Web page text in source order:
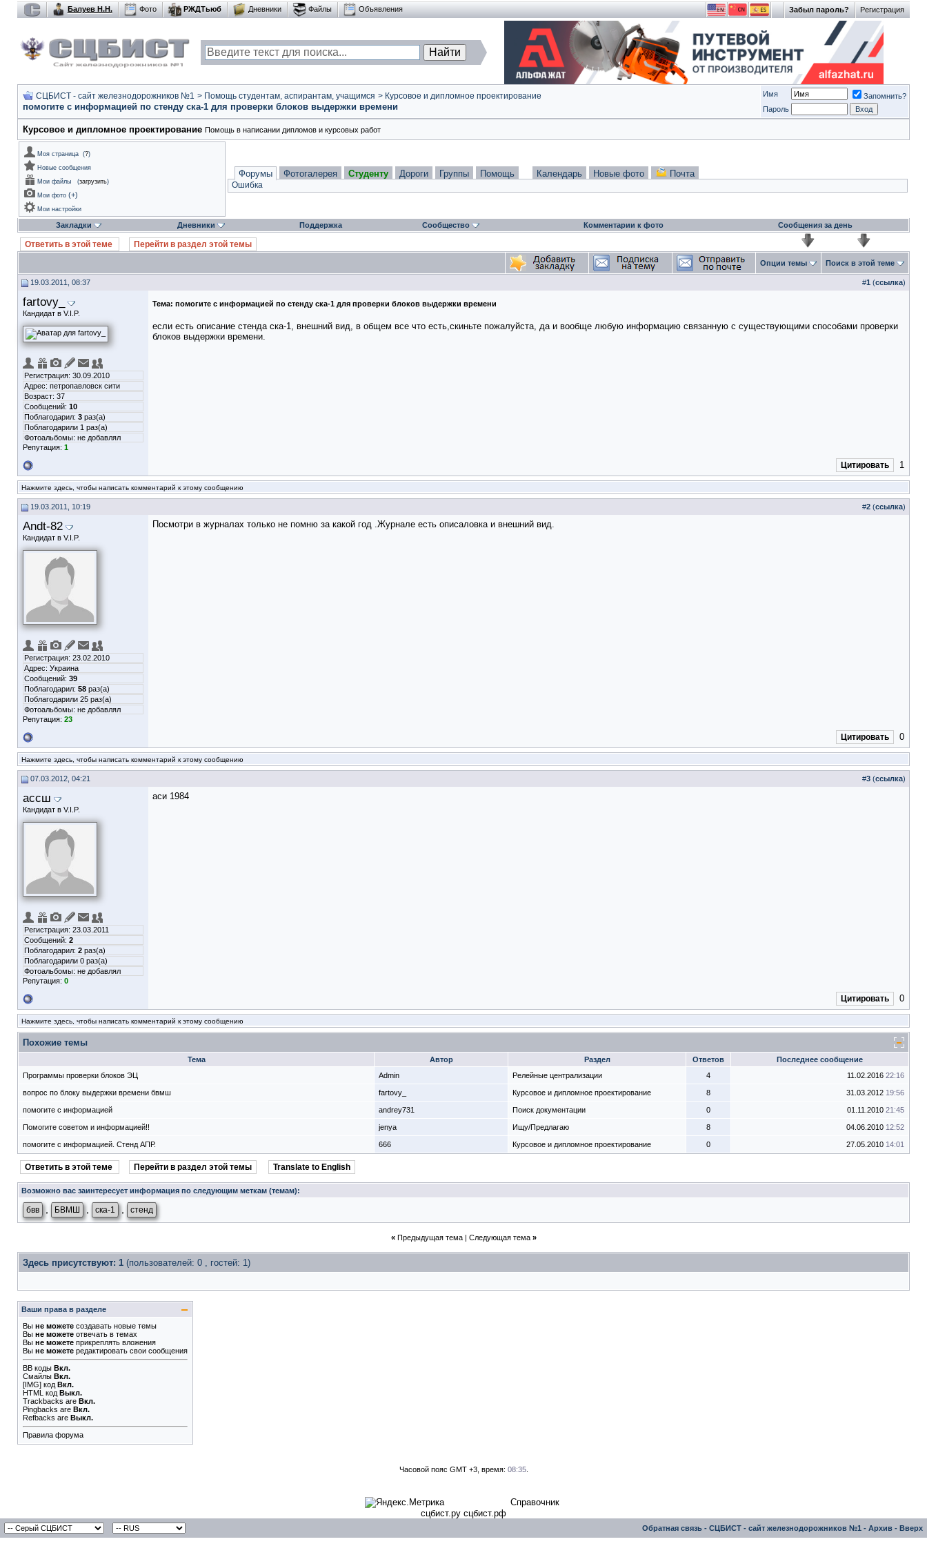
Регистрация
Забыл пароль?
Балуев Н.Н. Фото РЖДТьюб Дневники Файлы Объявления
СЦБИСТ - сайт железнодорожников №1 > Помощь студентам, аспирантам, учащимся > Курсовое и дипломное проектирование
помогите с информацией по стенду ска-1 для проверки блоков выдержки времени
Имя
Запомнить?
Пароль
Курсовое и дипломное проектирование Помощь в написании дипломов и курсовых работ
Моя страница (?)
Новые сообщения
Мои файлы
(загрузить)
Мои фото (+)
Мои настройки
Форумы Фотогалерея Студенту Дороги Группы Помощь Календарь Новые фото Почта
Ошибка
Закладки Дневники Поддержка Сообщество Комментарии к фото Сообщения за день
Ответить в этой теме Перейти в раздел этой темы
Опции темы Поиск в этой теме
19.03.2011, 08:37 #1 (ссылка)
fartovy_
Кандидат в V.I.P.
Регистрация: 30.09.2010
Адрес: петропавловск сити
Возраст: 37
Сообщений: 10
Поблагодарил: 3 раз(а)
Поблагодарили 1 раз(а)
Фотоальбомы: не добавлял
Репутация: 1
Тема: помогите с информацией по стенду ска-1 для проверки блоков выдержки времени
если есть описание стенда ска-1, внешний вид, в общем все что есть,скиньте пожалуйста, да и вообще любую информацию связанную с существующими способами проверки
блоков выдержки времени.
Цитировать 1
Нажмите здесь, чтобы написать комментарий к этому сообщению
19.03.2011, 10:19 #2 (ссылка)
Andt-82
Кандидат в V.I.P.
Регистрация: 23.02.2010
Адрес: Украина
Сообщений: 39
Поблагодарил: 58 раз(а)
Поблагодарили 25 раз(а)
Фотоальбомы: не добавлял
Репутация: 23
Посмотри в журналах только не помню за какой год .Журнале есть описаловка и внешний вид.
Цитировать 0
Нажмите здесь, чтобы написать комментарий к этому сообщению
07.03.2012, 04:21 #3 (ссылка)
ассш
Кандидат в V.I.P.
Регистрация: 23.03.2011
Сообщений: 2
Поблагодарил: 2 раз(а)
Поблагодарили 0 раз(а)
Фотоальбомы: не добавлял
Репутация: 0
аси 1984
Цитировать 0
Нажмите здесь, чтобы написать комментарий к этому сообщению
Похожие темы
Тема Автор Раздел Ответов
Последнее сообщение
Программы проверки блоков ЭЦ
Admin Релейные централизации 4 11.02.2016 22:16
вопрос по блоку выдержки времени бвмш fartovy_ Курсовое и дипломное проектирование 8 31.03.2012 19:56
помогите с информацией andrey731 Поиск документации 0 01.11.2010 21:45
Помогите советом и информацией!! jenya Ищу/Предлагаю 8 04.06.2010 12:52
помогите с информацией. Стенд АПР. 666 Курсовое и дипломное проектирование 0 27.05.2010 14:01
Ответить в этой теме Перейти в раздел этой темы Translate to English
Возможно вас заинтересует информация по следующим меткам (темам):
бвв БВМШ ска-1 стенд
« Предыдущая тема| Следующая тема »
Здесь присутствуют: 1 (пользователей: 0 , гостей: 1)
Ваши права в разделе
Вы не можете создавать новые темы
Вы не можете отвечать в темах
Вы не можете прикреплять вложения
Вы не можете редактировать свои сообщения
BB коды Вкл.
Смайлы Вкл.
[IMG] код Вкл.
HTML код Выкл.
Trackbacks are Вкл.
Pingbacks are Вкл.
Refbacks are Выкл.
Правила форума
Часовой пояс GMT +3, время: 08:35.
Справочник
сцбист.ру сцбист.рф
Обратная связь - СЦБИСТ - сайт железнодорожников №1 - Архив - Вверх